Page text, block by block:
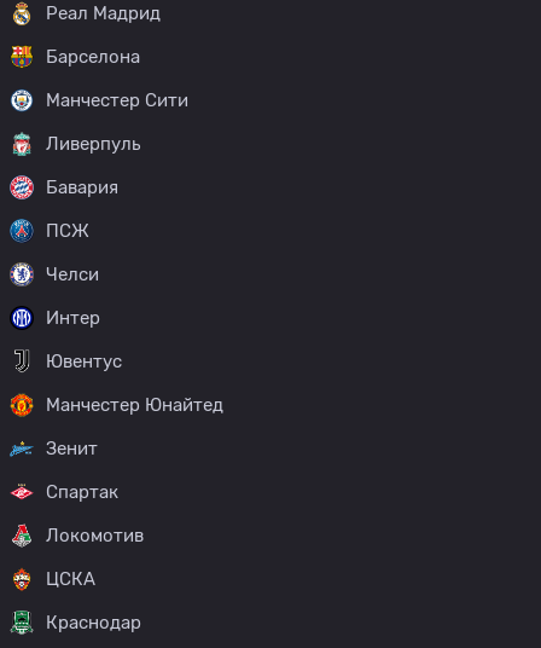
Реал Мадрид
Барселона
Манчестер Сити
Ливерпуль
Бавария
ПСЖ
Челси
Интер
Ювентус
Манчестер Юнайтед
Зенит
Спартак
Локомотив
ЦСКА
Краснодар